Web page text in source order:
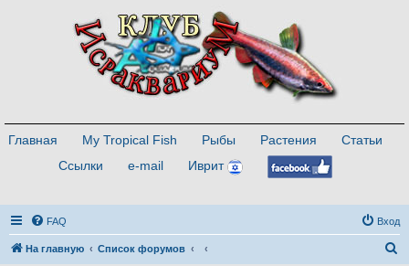
Главная My Tropical Fish Рыбы Растения
Статьи
Ссылки
e-mail Иврит
FAQ Вход
На главную Список форумов